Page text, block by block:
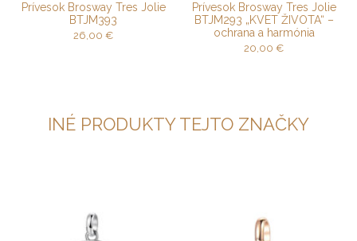
Prívesok Brosway Tres Jolie
BTJM393
26,00 €
Prívesok Brosway Tres Jolie
BTJM293 „KVET ŽIVOTA“ –
ochrana a harmónia
20,00 €
INÉ PRODUKTY TEJTO ZNAČKY